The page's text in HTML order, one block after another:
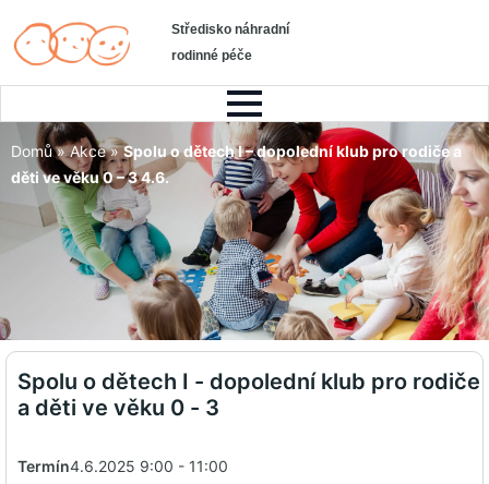
Středisko náhradní
rodinné péče
Domů » Akce » Spolu o dětech I – dopolední klub pro rodiče a
děti ve věku 0 – 3 4.6.
Spolu o dětech I - dopolední klub pro rodiče
a děti ve věku 0 - 3
Termín4.6.2025 9:00 - 11:00